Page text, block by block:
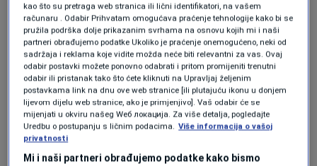
prema pisanju britanskogGB Newsa.
Otkrili su ljudske ostatke - kosti - i odjeću, koji
su već poslani u Njemačku na laboratorijsku
analizu u nadi da će novootkriveni tragovi
odgovoriti na barem jedno od mnogih
neodgovorenih pitanja istrage.
kao što su pretraga web stranica ili lični identifikatori, na vašem
računaru . Odabir Prihvatam omogućava praćenje tehnologije kako bi se
pružila podrška dolje prikazanim svrhama na osnovu kojih mi i naši
partneri obrađujemo podatke Ukoliko je praćenje onemogućeno, neki od
sadržaja i reklama koje vidite možda neće biti relevantni za vas. Ovaj
odabir postavki možete ponovno odabrati i pritom promijeniti trenutni
odabir ili pristanak tako što ćete kliknuti na Upravljaj željenim
postavkama link na dnu ove web stranice [ili plutajuću ikonu u donjem
lijevom dijelu web stranice, ako je primjenjivo]. Vaš odabir će se
mijenjati u okviru našeg Wеб локација. Za više detalja, pogledajte
Uredbu o postupanju s ličnim podacima. Više informacija o vašoj
privatnosti
Mi i naši partneri obrađujemo podatke kako bismo